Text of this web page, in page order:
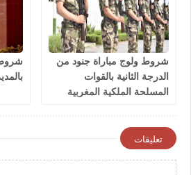
شروط ولوج مباراة جنود من
الدرجة الثانية بالقوات
المسلحة الملكية المغربية
تعليقات